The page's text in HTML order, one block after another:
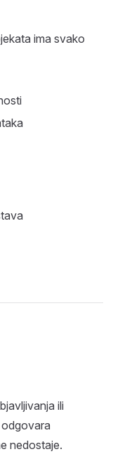
ima svako
ili
nedostaje.